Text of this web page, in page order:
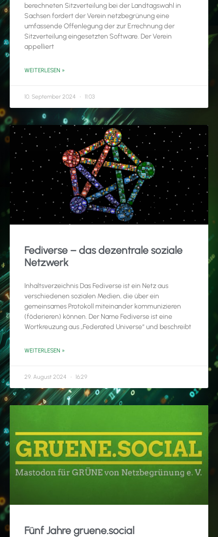
berechneten Sitzverteilung bei der Landtagswahl in
Sachsen fordert der Verein netzbegrünung eine
umfassende Offenlegung der zur Errechnung der
Sitzverteilung eingesetzten Software. Der Verein
appelliert
WEITERLESEN »
10. September 2024 11:03
Fediverse – das dezentrale soziale
Netzwerk
Inhaltsverzeichnis Das Fediverse ist ein Netz aus
verschiedenen sozialen Medien, die über ein
gemeinsames Protokoll miteinander kommunizieren
(föderieren) können. Der Name Fediverse ist eine
Wortkreuzung aus „Federated Universe“ und beschreibt
WEITERLESEN »
29. August 2024 16:29
Fünf Jahre gruene.social